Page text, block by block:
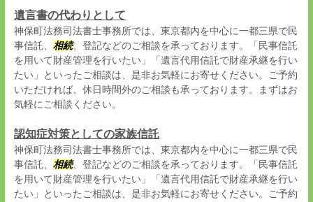
遺言書の代わりとして
神保町法務司法書士事務所では、東京都内を中心に一都三県で民
事信託、 相続、登記などのご相談を承っております。「民事信託
を用いて財産管理を行いたい」「遺言代用信託で財産承継を行い
たい」といったご相談は、是非お気軽にお寄せください。ご予約
いただければ、休日時間外のご相談も承っております。まずはお
気軽にご相談ください。
認知症対策としての家族信託
神保町法務司法書士事務所では、東京都内を中心に一都三県で民
事信託、 相続、登記などのご相談を承っております。「民事信託
を用いて財産管理を行いたい」「遺言代用信託で財産承継を行い
たい」といったご相談は、是非お気軽にお寄せください。ご予約